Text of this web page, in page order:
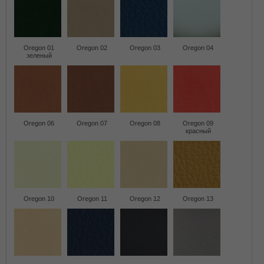
Oregon 01
зеленый
Oregon 02 Oregon 03 Oregon 04
Oregon 06 Oregon 07 Oregon 08
Oregon 09
красный
Oregon 10 Oregon 11 Oregon 12 Oregon 13